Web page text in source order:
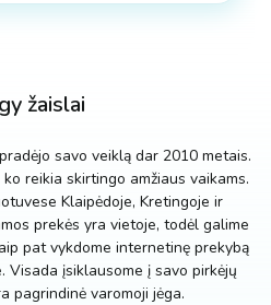
žaislai
savo veiklą dar 2010 metais.
reikia skirtingo amžiaus vaikams.
Klaipėdoje, Kretingoje ir
prekės yra vietoje, todėl galime
pat vykdome internetinę prekybą
įsiklausome į savo pirkėjų
pagrindinė varomoji jėga.